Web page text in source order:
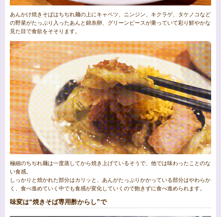
あんかけ焼きそばはちぢれ麺の上にキャベツ、ニンジン、キクラゲ、タケノコなど
の野菜がたっぷり入ったあんと錦糸卵、グリーンピースが乗っていて彩り鮮やかな
見た目で食欲をそそります。
極細のちぢれ麺は一度蒸してから焼き上げているそうで、他では味わったことのな
い食感。
しっかりと焼かれた部分はカリッと、あんがたっぷりかかっている部分はやわらか
く、食べ進めていく中でも食感が変化していくので飽きずに食べ進められます。
味変は“焼きそば専用酢からし”で